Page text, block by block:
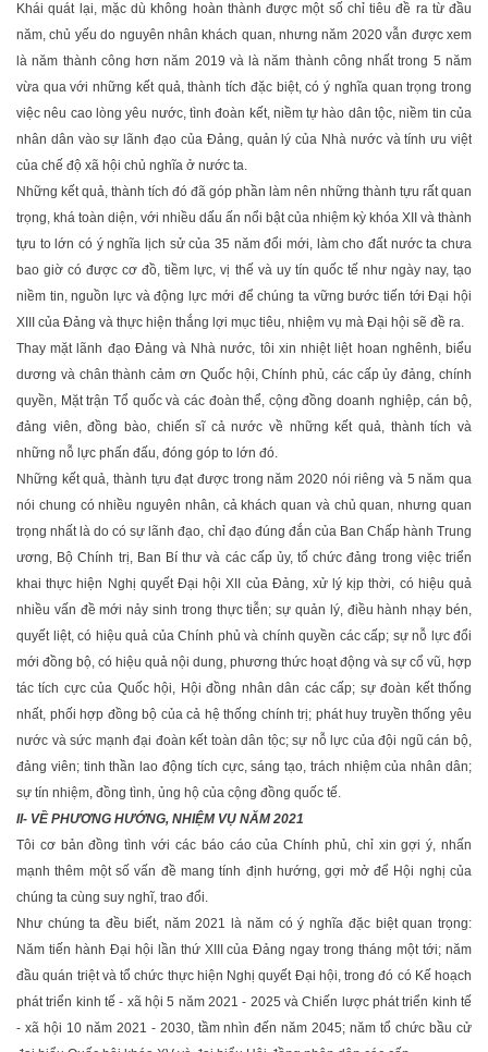
Khái quát lại, mặc dù không hoàn thành được một số chỉ tiêu đề ra từ đầu
năm, chủ yếu do nguyên nhân khách quan, nhưng năm 2020 vẫn được xem
là năm thành công hơn năm 2019 và là năm thành công nhất trong 5 năm
vừa qua với những kết quả, thành tích đặc biệt, có ý nghĩa quan trọng trong
việc nêu cao lòng yêu nước, tình đoàn kết, niềm tự hào dân tộc, niềm tin của
nhân dân vào sự lãnh đạo của Ðảng, quản lý của Nhà nước và tính ưu việt
của chế độ xã hội chủ nghĩa ở nước ta.
Những kết quả, thành tích đó đã góp phần làm nên những thành tựu rất quan
trọng, khá toàn diện, với nhiều dấu ấn nổi bật của nhiệm kỳ khóa XII và thành
tựu to lớn có ý nghĩa lịch sử của 35 năm đổi mới, làm cho đất nước ta chưa
bao giờ có được cơ đồ, tiềm lực, vị thế và uy tín quốc tế như ngày nay, tạo
niềm tin, nguồn lực và động lực mới để chúng ta vững bước tiến tới Ðại hội
XIII của Ðảng và thực hiện thắng lợi mục tiêu, nhiệm vụ mà Ðại hội sẽ đề ra.
Thay mặt lãnh đạo Ðảng và Nhà nước, tôi xin nhiệt liệt hoan nghênh, biểu
dương và chân thành cảm ơn Quốc hội, Chính phủ, các cấp ủy đảng, chính
quyền, Mặt trận Tổ quốc và các đoàn thể, cộng đồng doanh nghiệp, cán bộ,
đảng viên, đồng bào, chiến sĩ cả nước về những kết quả, thành tích và
những nỗ lực phấn đấu, đóng góp to lớn đó.
Những kết quả, thành tựu đạt được trong năm 2020 nói riêng và 5 năm qua
nói chung có nhiều nguyên nhân, cả khách quan và chủ quan, nhưng quan
trọng nhất là do có sự lãnh đạo, chỉ đạo đúng đắn của Ban Chấp hành Trung
ương, Bộ Chính trị, Ban Bí thư và các cấp ủy, tổ chức đảng trong việc triển
khai thực hiện Nghị quyết Ðại hội XII của Ðảng, xử lý kịp thời, có hiệu quả
nhiều vấn đề mới nảy sinh trong thực tiễn; sự quản lý, điều hành nhạy bén,
quyết liệt, có hiệu quả của Chính phủ và chính quyền các cấp; sự nỗ lực đổi
mới đồng bộ, có hiệu quả nội dung, phương thức hoạt động và sự cổ vũ, hợp
tác tích cực của Quốc hội, Hội đồng nhân dân các cấp; sự đoàn kết thống
nhất, phối hợp đồng bộ của cả hệ thống chính trị; phát huy truyền thống yêu
nước và sức mạnh đại đoàn kết toàn dân tộc; sự nỗ lực của đội ngũ cán bộ,
đảng viên; tinh thần lao động tích cực, sáng tạo, trách nhiệm của nhân dân;
sự tín nhiệm, đồng tình, ủng hộ của cộng đồng quốc tế.
II- VỀ PHƯƠNG HƯỚNG, NHIỆM VỤ NĂM 2021
Tôi cơ bản đồng tình với các báo cáo của Chính phủ, chỉ xin gợi ý, nhấn
mạnh thêm một số vấn đề mang tính định hướng, gợi mở để Hội nghị của
chúng ta cùng suy nghĩ, trao đổi.
Như chúng ta đều biết, năm 2021 là năm có ý nghĩa đặc biệt quan trọng:
Năm tiến hành Ðại hội lần thứ XIII của Ðảng ngay trong tháng một tới; năm
đầu quán triệt và tổ chức thực hiện Nghị quyết Ðại hội, trong đó có Kế hoạch
phát triển kinh tế - xã hội 5 năm 2021 - 2025 và Chiến lược phát triển kinh tế
- xã hội 10 năm 2021 - 2030, tầm nhìn đến năm 2045; năm tổ chức bầu cử